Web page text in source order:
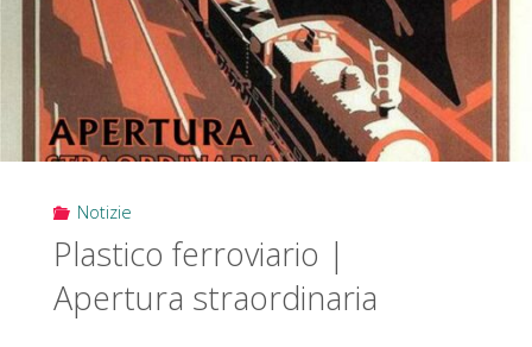
Notizie
Plastico ferroviario |
Apertura straordinaria